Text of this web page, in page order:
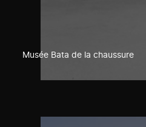
Musée Bata de la chaussure